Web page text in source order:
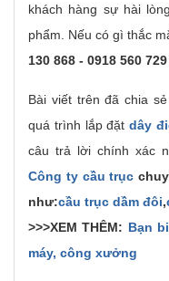
khách hàng sự hài
phẩm. Nếu có gì thắc
130 868 - 0918 560 729
Bài viết trên đã chia
quá trình lắp đặtdây
câu trả lời chính xác
Công ty cầu trục
như:cầu trục dầm đôi,
>>>XEM THÊM: Bạn
máy, công xưởng